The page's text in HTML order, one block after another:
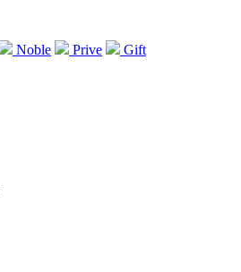
Noble Prive
Gift